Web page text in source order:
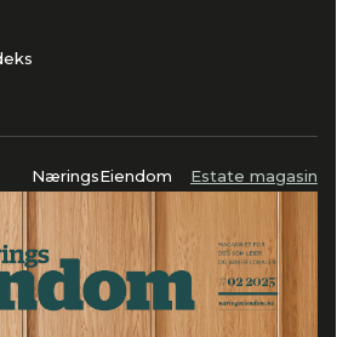
NæringsEiendom Estate magasin